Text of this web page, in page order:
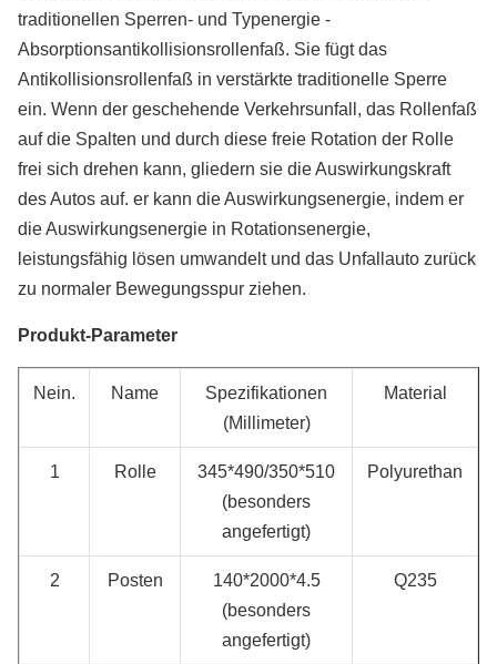
traditionellen Sperren- und Typenergie -
Absorptionsantikollisionsrollenfaß. Sie fügt das
Antikollisionsrollenfaß in verstärkte traditionelle Sperre
ein. Wenn der geschehende Verkehrsunfall, das Rollenfaß
auf die Spalten und durch diese freie Rotation der Rolle
frei sich drehen kann, gliedern sie die Auswirkungskraft
des Autos auf. er kann die Auswirkungsenergie, indem er
die Auswirkungsenergie in Rotationsenergie,
leistungsfähig lösen umwandelt und das Unfallauto zurück
zu normaler Bewegungsspur ziehen.
Produkt-Parameter
Nein. Name
Spezifikationen
(Millimeter)
Material
1 Rolle
345*490/350*510
(besonders
angefertigt)
Polyurethan
2 Posten
140*2000*4.5
(besonders
angefertigt)
Q235